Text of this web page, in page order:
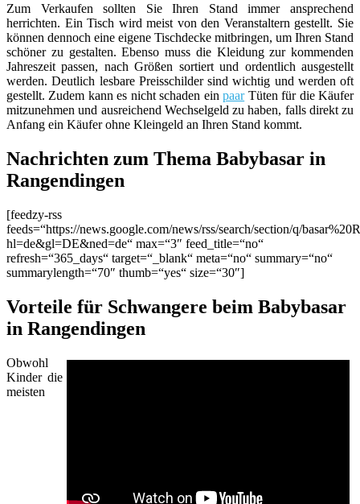
Zum Verkaufen sollten Sie Ihren Stand immer ansprechend
herrichten. Ein Tisch wird meist von den Veranstaltern gestellt. Sie
können dennoch eine eigene Tischdecke mitbringen, um Ihren Stand
schöner zu gestalten. Ebenso muss die Kleidung zur kommenden
Jahreszeit passen, nach Größen sortiert und ordentlich ausgestellt
werden. Deutlich lesbare Preisschilder sind wichtig und werden oft
gestellt. Zudem kann es nicht schaden einpaarTüten für die Käufer
mitzunehmen und ausreichend Wechselgeld zu haben, falls direkt zu
Anfang ein Käufer ohne Kleingeld an Ihren Stand kommt.
Nachrichten zum Thema Babybasar in
Rangendingen
[feedzy-rss
feeds=“https://news.google.com/news/rss/search/section/q/
hl=de&gl=DE&ned=de“ max=“3″ feed_title=“no“
refresh=“365_days“ target=“_blank“ meta=“no“ summary=“no“
summarylength=“70″ thumb=“yes“ size=“30″]
Vorteile für Schwangere beim Babybasar
in Rangendingen
Obwohl
Kinder die
meisten